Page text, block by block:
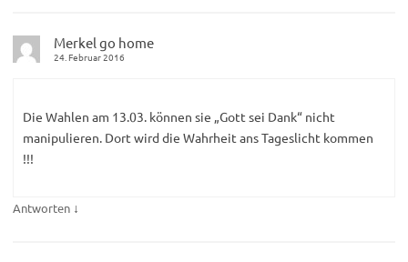
Merkel go home
24. Februar 2016
Die Wahlen am 13.03. können sie „Gott sei Dank“ nicht
manipulieren. Dort wird die Wahrheit ans Tageslicht kommen
!!!
Antworten ↓